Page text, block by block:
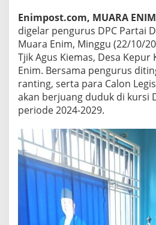
Enimpost.com, MUARA
digelar pengurus DPC Partai
Muara Enim, Minggu (22/10/
Tjik Agus Kiemas, Desa Kepur
Enim. Bersama pengurus
ranting, serta para Calon
akan berjuang duduk di kursi
periode 2024-2029.